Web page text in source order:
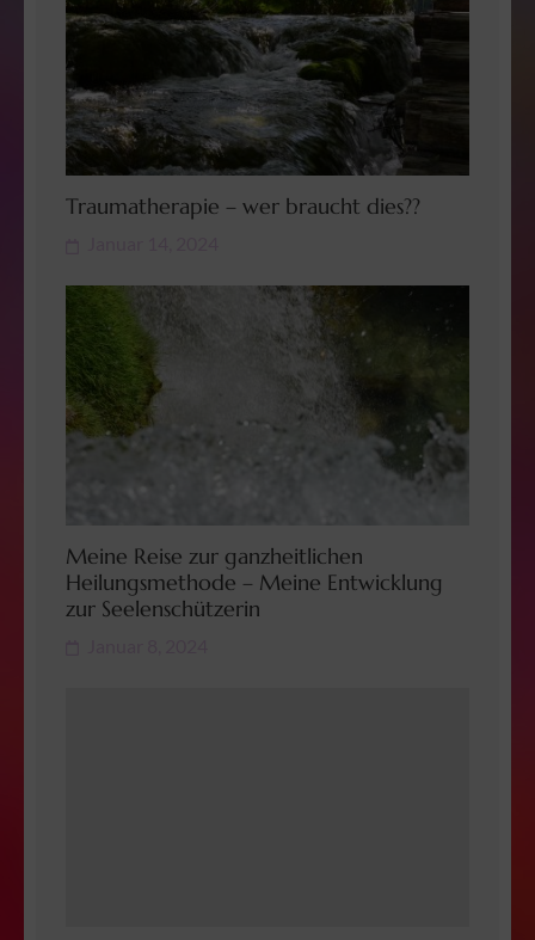
Traumatherapie – wer braucht dies??
Meine Reise zur ganzheitlichen
Heilungsmethode – Meine Entwicklung
zur Seelenschützerin